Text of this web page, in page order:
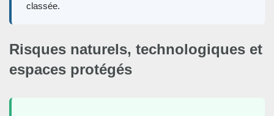
classée.
Risques naturels, technologiques et
espaces protégés